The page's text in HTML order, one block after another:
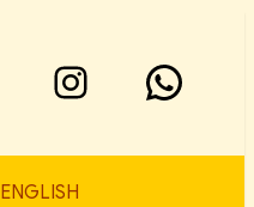
Instagram WhatsApp
ENGLISH